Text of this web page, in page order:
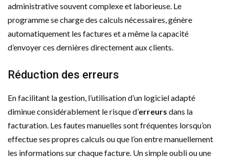
administrative souvent complexe et laborieuse. Le
programme se charge des calculs nécessaires, génère
automatiquement les factures et a même la capacité
d’envoyer ces dernières directement aux clients.
Réduction des erreurs
En facilitant la gestion, l’utilisation d’un logiciel adapté
diminue considérablement le risque d’erreurs dans la
facturation. Les fautes manuelles sont fréquentes lorsqu’on
effectue ses propres calculs ou que l’on entre manuellement
les informations sur chaque facture. Un simple oubli ou une